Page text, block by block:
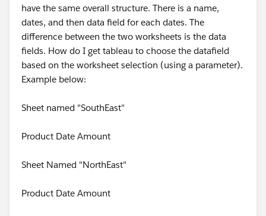
have the same overall structure. There is a name,
dates, and then data field for each dates. The
difference between the two worksheets is the data
fields. How do I get tableau to choose the datafield
based on the worksheet selection (using a parameter).
Example below:
Sheet named "SouthEast"
Product Date Amount
Sheet Named "NorthEast"
Product Date Amount